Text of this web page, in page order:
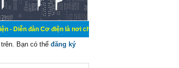
Cơ điện là nơi chia sẽ kiến thức kinh nghiệm trong lãnh
Bạn có thể đăng ký